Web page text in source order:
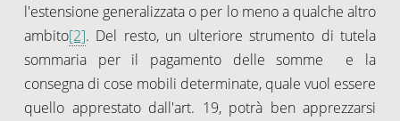
l'estensione generalizzata o per lo meno a qualche altro
ambito[2]. Del resto, un ulteriore strumento di tutela
sommaria per il pagamento delle somme e la
consegna di cose mobili determinate, quale vuol essere
quello apprestato dall'art. 19, potrà ben apprezzarsi